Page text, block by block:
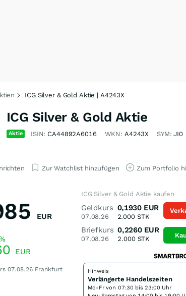
ICG Silver & Gold Aktie | A4243X
ICG Silver & Gold Aktie
Aktie ISIN: CA44892A6016 WKN: A4243X SYM:JI0
Zur Watchlist hinzufügen Zum Portfolio
EUR
EUR
07.08.26 Frankfurt
ICG Silver & Gold Aktie kaufen
Geldkurs
07.08.26
0,1930 EUR
2.000STK
Briefkurs
07.08.26
0,2260 EUR
2.000STK
Hinweis
Verlängerte Handelszeiten
Mo-Fr von 07:30 bis 23:00 Uhr